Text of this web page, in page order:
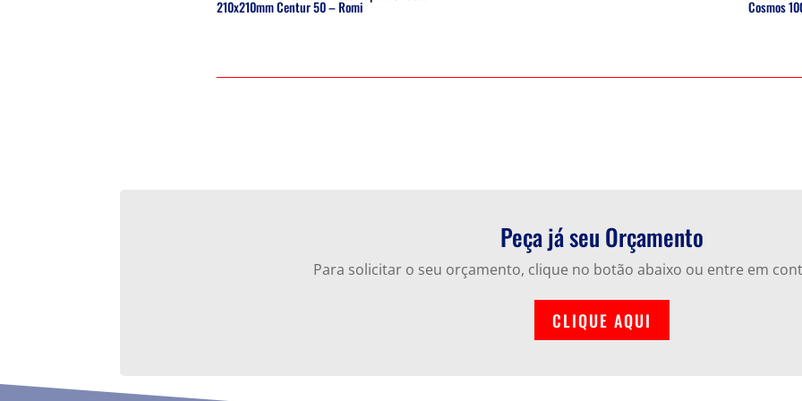
210x210mm Centur 50 – Romi Cosmos
Peça já seu Orçamento
Para solicitar o seu orçamento, clique no botão abaixo ou entre em
CLIQUE AQUI